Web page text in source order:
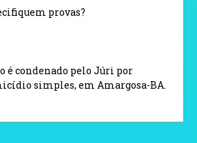
provas?
é condenado pelo Júri por
simples, em Amargosa-BA.